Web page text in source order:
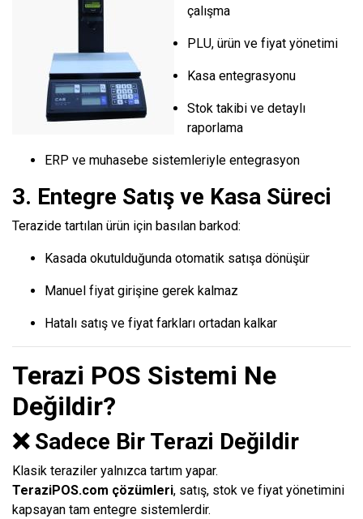
çalışma
PLU, ürün ve fiyat yönetimi
Kasa entegrasyonu
Stok takibi ve detaylı
raporlama
ERP ve muhasebe sistemleriyle entegrasyon
3. Entegre Satış ve Kasa Süreci
Terazide tartılan ürün için basılan barkod:
Kasada okutulduğunda otomatik satışa dönüşür
Manuel fiyat girişine gerek kalmaz
Hatalı satış ve fiyat farkları ortadan kalkar
Terazi POS Sistemi Ne
Değildir?
❌ Sadece Bir Terazi Değildir
Klasik teraziler yalnızca tartım yapar.
TeraziPOS.com çözümleri, satış, stok ve fiyat yönetimini
kapsayan tam entegre sistemlerdir.